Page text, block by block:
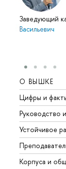
Заведующий
Васильевич
О ВЫШКЕ
Цифры и
Руководство
Устойчивое
Корпуса и